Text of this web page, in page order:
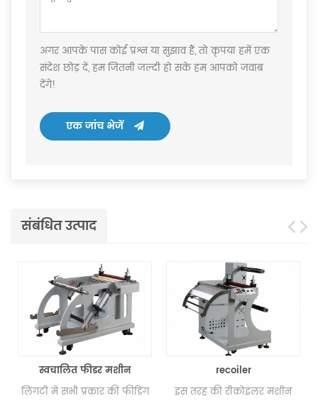
अगर आपके पास कोई प्रश्न या सुझाव हैं, तो कृपया हमें एक
संदेश छोड़ दें, हम जितनी जल्दी हो सके हम आपको जवाब
देंगे!
एक जांच भेजें
संबंधित उत्पाद
स्वचालित फीडर मशीन
लिंगटी में सभी प्रकार की फीडिंग
recoiler
इस तरह की रीकोइलर मशीन